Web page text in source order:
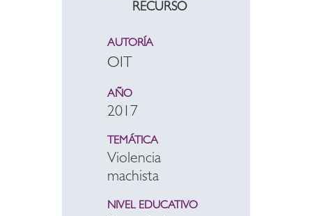
RECURSO
AUTORÍA
OIT
AÑO
2017
TEMÁTICA
Violencia
machista
NIVEL EDUCATIVO